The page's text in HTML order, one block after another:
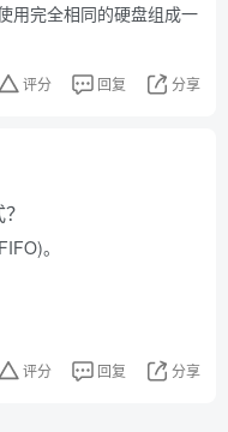
用完全相同的硬盘组成一
评分 回复 分享
。
评分 回复 分享